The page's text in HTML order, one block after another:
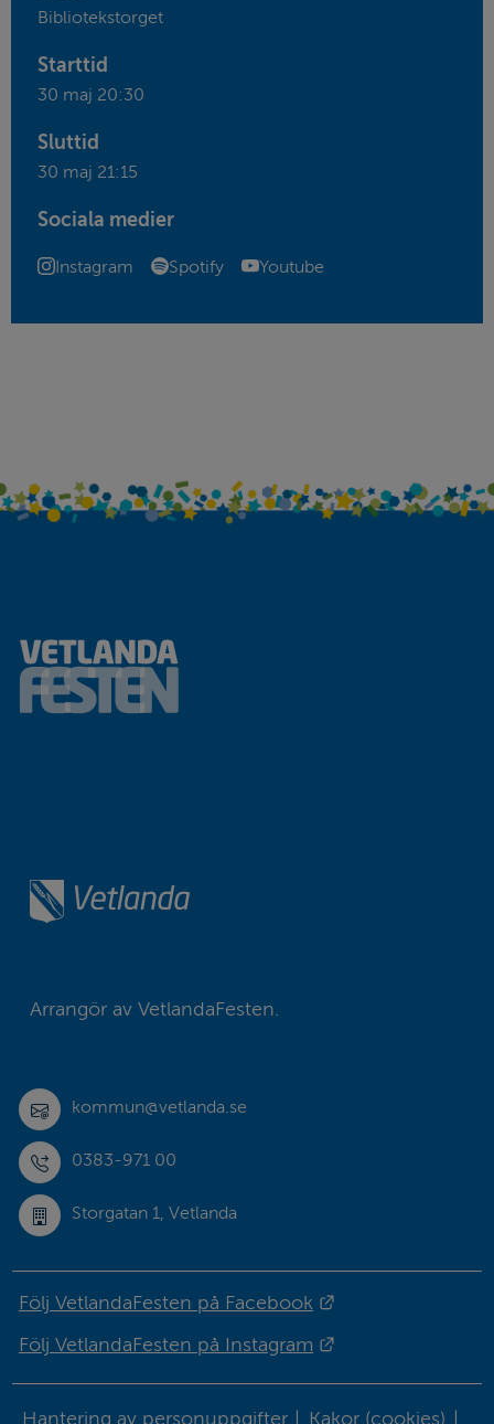
Bibliotekstorget
Starttid
30 maj 20:30
Sluttid
30 maj 21:15
Sociala medier
Instagram
Länk till annan webbplats
Spotify
Länk till annan webbplats
Youtube
Länk till annan webbplats
Arrangör av VetlandaFesten.
kommun@vetlanda.se
0383-971 00
Storgatan 1, Vetlanda
Följ VetlandaFesten på Facebook
Följ VetlandaFesten på Instagram
Hantering av personuppgifter | Kakor (cookies) |